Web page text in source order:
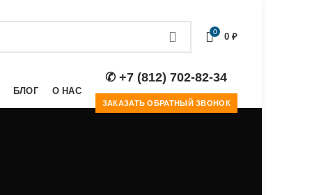
0 0 ₽
БЛОГ О НАС
✆ +7 (812) 702-82-34
ЗАКАЗАТЬ ОБРАТНЫЙ ЗВОНОК